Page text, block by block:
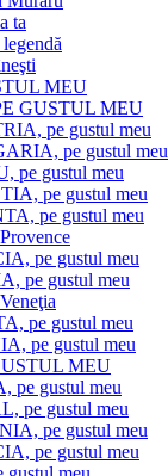
ta
MEU
GUSTUL MEU
pe gustul meu
pe gustul meu
pe gustul meu
pe gustul meu
pe gustul meu
Provence
pe gustul meu
pe gustul meu
Veneţia
pe gustul meu
pe gustul meu
MEU
pe gustul meu
pe gustul meu
pe gustul meu
pe gustul meu